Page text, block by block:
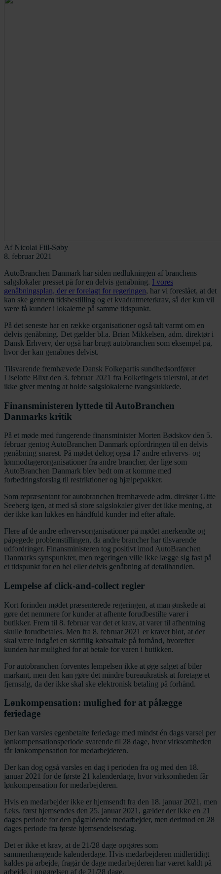
Af Nicolai Fiil-Søby
8. februar 2021
AutoBranchen Danmark har siden nedlukningen af branchens
salgslokaler presset på for en delvis genåbning. I vores
genåbningsplan, der er forelagt for regeringen, har vi foreslået, at det
kan ske gennem tidsbestilling og et kvadratmeterkrav, så der kun vil
være få kunder i lokalerne på samme tidspunkt.
På det seneste har en række organisationer også talt varmt om en
delvis genåbning. Det gælder bl.a. Brian Mikkelsen, adm. direktør i
Dansk Erhverv, der også har brugt autobranchen som eksempel på,
hvor der kan genåbnes delvist.
Tilsvarende fremhævede Dansk Folkepartis sundhedsordfører
Liselotte Blixt den 3. februar 2021 fra Folketingets talerstol, at det
ikke giver mening at holde salgslokalerne tvangslukkede.
Finansministeren lyttede til AutoBranchen
Danmarks kritik
På et møde med fungerende finansminister Morten Bødskov den 5.
februar gentog AutoBranchen Danmark opfordringen til en delvis
genåbning snarest. På mødet deltog også 17 andre erhvervs- og
lønmodtagerorganisationer fra andre brancher, der lige som
AutoBranchen Danmark blev bedt om at komme med
forbedringsforslag til restriktioner og hjælpepakker.
Som repræsentant for autobranchen fremhævede adm. direktør Gitte
Seeberg igen, at med så store salgslokaler giver det ikke mening, at
der ikke kan lukkes en håndfuld kunder ind efter aftale.
Flere af de andre erhvervsorganisationer på mødet anerkendte og
påpegede problemstillingen, da andre brancher har tilsvarende
udfordringer. Finansministeren tog positivt imod AutoBranchen
Danmarks synspunkter, men regeringen ville ikke lægge sig fast på
et tidspunkt for en hel eller delvis genåbning af detailhandlen.
Lempelse af click-and-collect regler
Kort forinden mødet præsenterede regeringen, at man ønskede at
gøre det nemmere for kunder at afhente forudbestilte varer i
butikker. Frem til 8. februar var det et krav, at varer til afhentning
skulle forudbetales. Men fra 8. februar 2021 er kravet blot, at der
skal være indgået en skriftlig købsaftale på forhånd, hvorefter
kunden har mulighed for at betale for varen i butikken.
For autobranchen forventes lempelsen ikke at øge salget af biler
markant, men den kan gøre det mindre bureaukratisk at foretage et
fjernsalg, da der ikke skal ske elektronisk betaling på forhånd.
Lønkompensation: mulighed for at pålægge
feriedage
Der kan varsles egenbetalte feriedage med mindst én dags varsel per
lønkompensationsperiode svarende til 28 dage, hvor virksomheden
får lønkompensation for medarbejderen.
Der kan dog også varsles en dag i perioden fra og med den 18.
januar 2021 for de første 21 kalenderdage, hvor virksomheden får
lønkompensation for medarbejderen.
Hvis en medarbejder ikke er hjemsendt fra den 18. januar 2021, men
f.eks. først hjemsendes den 25. januar 2021, gælder der ikke en 21
dages periode for den pågældende medarbejder, men derimod en 28
dages periode fra første hjemsendelsesdag.
Det er ikke et krav, at de 21/28 dage opgøres som
sammenhængende kalenderdage. Hvis medarbejderen midlertidigt
kaldes på arbejde, fragår de dage medarbejderen har været kaldt på
arbejde, i opgørelsen af de 21/28 dage.